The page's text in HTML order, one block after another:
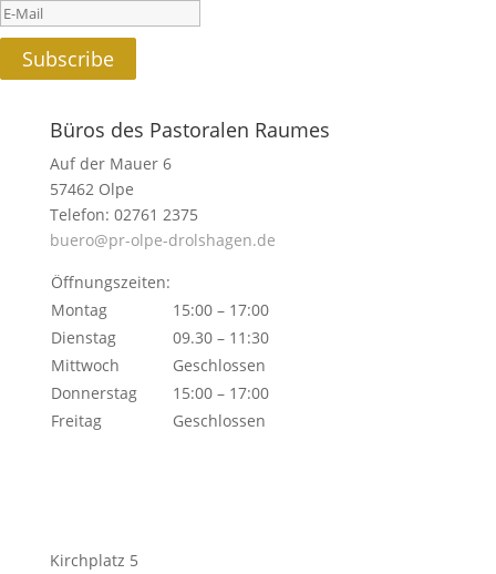
Subscribe
Büros des Pastoralen Raumes
Auf der Mauer 6
57462 Olpe
Telefon: 02761 2375
buero@pr-olpe-drolshagen.de
Öffnungszeiten:
Montag
15:00 – 17:00
Dienstag
09.30 – 11:30
Mittwoch
Geschlossen
Donnerstag
15:00 – 17:00
Freitag
Geschlossen
Kirchplatz 5